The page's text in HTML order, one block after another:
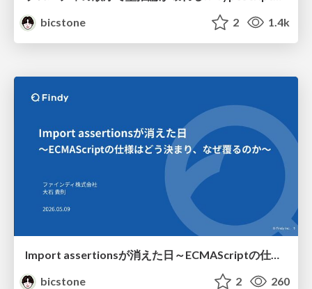
bicstone
2 1.4k
Import assertionsが消えた日～ECMAScriptの仕様はどう決まり、なぜ覆るのか～
bicstone
2 260